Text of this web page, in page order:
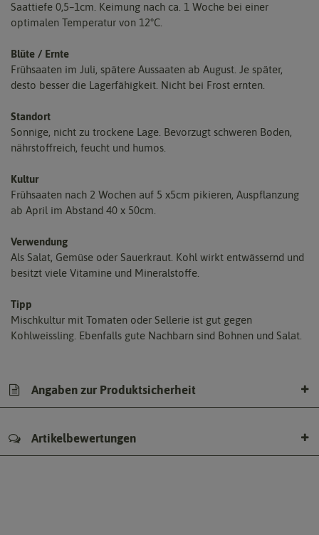
Saattiefe 0,5–1cm. Keimung nach ca. 1 Woche bei einer
optimalen Temperatur von 12°C.
Blüte / Ernte
Frühsaaten im Juli, spätere Aussaaten ab August. Je später,
desto besser die Lagerfähigkeit. Nicht bei Frost ernten.
Standort
Sonnige, nicht zu trockene Lage. Bevorzugt schweren Boden,
nährstoffreich, feucht und humos.
Kultur
Frühsaaten nach 2 Wochen auf 5 x5cm pikieren, Auspflanzung
ab April im Abstand 40 x 50cm.
Verwendung
Als Salat, Gemüse oder Sauerkraut. Kohl wirkt entwässernd und
besitzt viele Vitamine und Mineralstoffe.
Tipp
Mischkultur mit Tomaten oder Sellerie ist gut gegen
Kohlweissling. Ebenfalls gute Nachbarn sind Bohnen und Salat.
Angaben zur Produktsicherheit
Artikelbewertungen